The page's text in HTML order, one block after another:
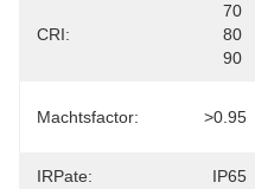
CRI:
70
80
90
Machtsfactor: >0.95
IRPate: IP65